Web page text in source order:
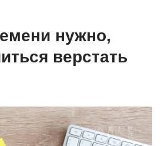
нужно,
верстать